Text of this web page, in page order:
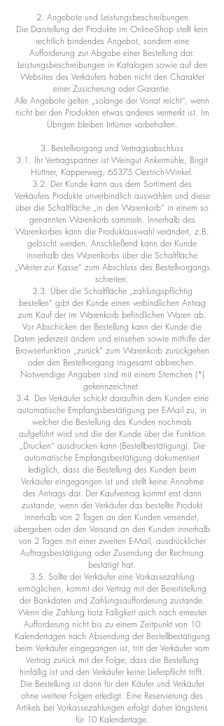
2. Angebote und Leistungsbeschreibungen
Die Darstellung der Produkte im Online-Shop stellt kein
rechtlich bindendes Angebot, sondern eine
Aufforderung zur Abgabe einer Bestellung dar.
Leistungsbeschreibungen in Katalogen sowie auf den
Websites des Verkäufers haben nicht den Charakter
einer Zusicherung oder Garantie.
Alle Angebote gelten „solange der Vorrat reicht“, wenn
nicht bei den Produkten etwas anderes vermerkt ist. Im
Übrigen bleiben Irrtümer vorbehalten.
3. Bestellvorgang und Vertragsabschluss
3.1. Ihr Vertragspartner ist Weingut Ankermühle, Birgit
Hüttner, Kapperweg, 65375 Oestrich-Winkel.
3.2. Der Kunde kann aus dem Sortiment des
Verkäufers Produkte unverbindlich auswählen und diese
über die Schaltfläche „in den Warenkorb“ in einem so
genannten Warenkorb sammeln. Innerhalb des
Warenkorbes kann die Produktauswahl verändert, z.B.
gelöscht werden. Anschließend kann der Kunde
innerhalb des Warenkorbs über die Schaltfläche
„Weiter zur Kasse“ zum Abschluss des Bestellvorgangs
schreiten.
3.3. Über die Schaltfläche „zahlungspflichtig
bestellen“ gibt der Kunde einen verbindlichen Antrag
zum Kauf der im Warenkorb befindlichen Waren ab.
Vor Abschicken der Bestellung kann der Kunde die
Daten jederzeit ändern und einsehen sowie mithilfe der
Browserfunktion „zurück“ zum Warenkorb zurückgehen
oder den Bestellvorgang insgesamt abbrechen.
Notwendige Angaben sind mit einem Sternchen (*)
gekennzeichnet.
3.4. Der Verkäufer schickt daraufhin dem Kunden eine
automatische Empfangsbestätigung per E-Mail zu, in
welcher die Bestellung des Kunden nochmals
aufgeführt wird und die der Kunde über die Funktion
„Drucken“ ausdrucken kann (Bestellbestätigung). Die
automatische Empfangsbestätigung dokumentiert
lediglich, dass die Bestellung des Kunden beim
Verkäufer eingegangen ist und stellt keine Annahme
des Antrags dar. Der Kaufvertrag kommt erst dann
zustande, wenn der Verkäufer das bestellte Produkt
innerhalb von 2 Tagen an den Kunden versendet,
übergeben oder den Versand an den Kunden innerhalb
von 2 Tagen mit einer zweiten E-Mail, ausdrücklicher
Auftragsbestätigung oder Zusendung der Rechnung
bestätigt hat.
3.5. Sollte der Verkäufer eine Vorkassezahlung
ermöglichen, kommt der Vertrag mit der Bereitstellung
der Bankdaten und Zahlungsaufforderung zustande.
Wenn die Zahlung trotz Fälligkeit auch nach erneuter
Aufforderung nicht bis zu einem Zeitpunkt von 10
Kalendertagen nach Absendung der Bestellbestätigung
beim Verkäufer eingegangen ist, tritt der Verkäufer vom
Vertrag zurück mit der Folge, dass die Bestellung
hinfällig ist und den Verkäufer keine Lieferpflicht trifft.
Die Bestellung ist dann für den Käufer und Verkäufer
ohne weitere Folgen erledigt. Eine Reservierung des
Artikels bei Vorkassezahlungen erfolgt daher längstens
für 10 Kalendertage.